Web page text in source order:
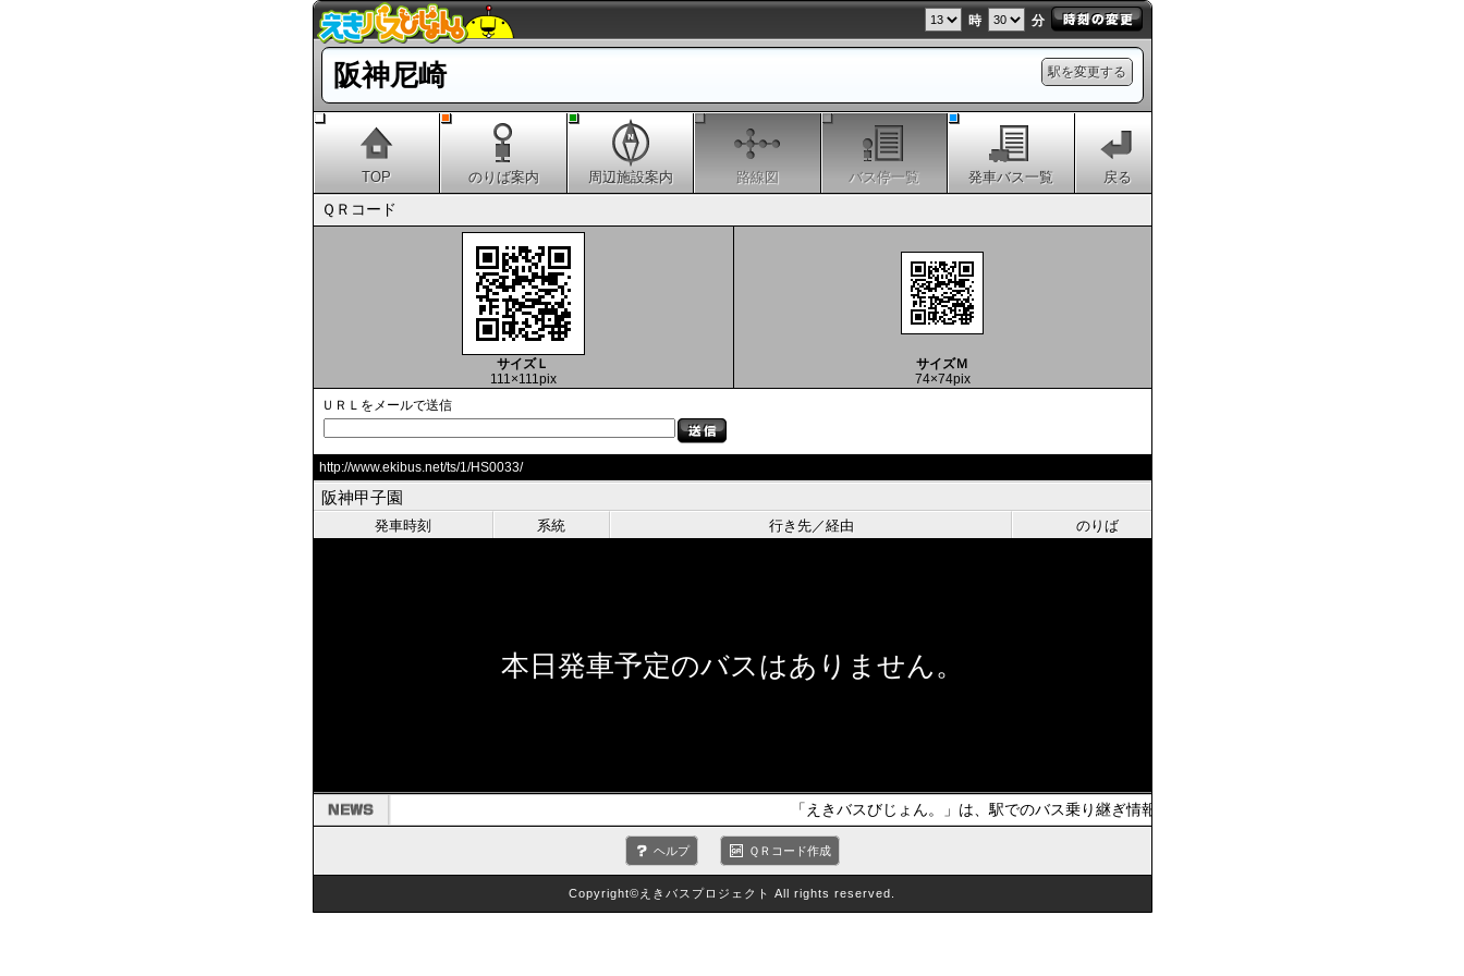
時 分
駅を変更する
阪神尼崎
TOP のりば案内 周辺施設案内 路線図 バス停一覧 発車バス一覧 戻る
ＱＲコード
サイズＬ
111×111pix
サイズＭ
74×74pix
ＵＲＬをメールで送信
http://www.ekibus.net/ts/1/HS0033/
阪神甲子園
発車時刻 系統 行き先／経由 のりば
本日発車予定のバスはありません。
「えきバスびじょん。」は、駅でのバス乗り継ぎ情報を提供しています。おでかけの際は、公共交
ヘルプ ＱＲコード作成
Copyright©えきバスプロジェクト All rights reserved.